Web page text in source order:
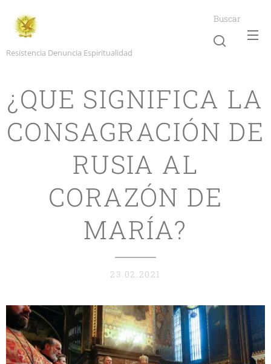
Resistencia Denuncia Espiritualidad
Buscar
¿QUE SIGNIFICA LA
CONSAGRACIÓN DE
RUSIA AL
CORAZÓN DE
MARÍA?
23.02.2021